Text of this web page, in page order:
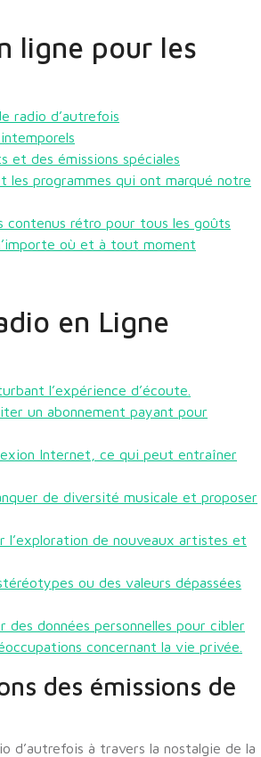
ligne pour les
radio d’autrefois
et des émissions spéciales
les programmes qui ont marqué notre
rétro pour tous les goûts
où et à tout moment
en Ligne
l’expérience d’écoute.
un abonnement payant pour
Internet, ce qui peut entraîner
de diversité musicale et proposer
l’exploration de nouveaux artistes et
ou des valeurs dépassées
données personnelles pour cibler
concernant la vie privée.
des émissions de
d’autrefois à travers la nostalgie de la